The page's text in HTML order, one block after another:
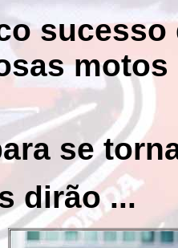
sucesso
motos
se
dirão ...